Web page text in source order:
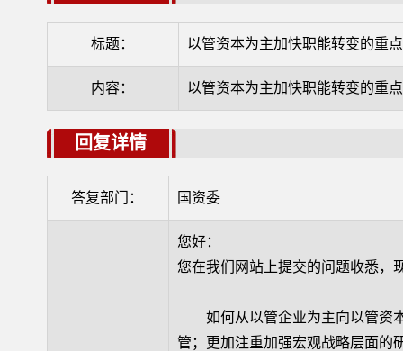
标题： 以管资本为主加快职能转变的重
内容： 以管资本为主加快职能转变的重
回复详情
答复部门： 国资委
您好：
您在我们网站上提交的问题收悉，
如何从以管企业为主向以管资本
管；更加注重加强宏观战略层面的